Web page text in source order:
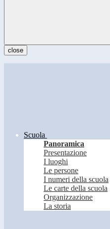
close
Scuola
Panoramica
Presentazione
I luoghi
Le persone
I numeri della scuola
Le carte della scuola
Organizzazione
La storia